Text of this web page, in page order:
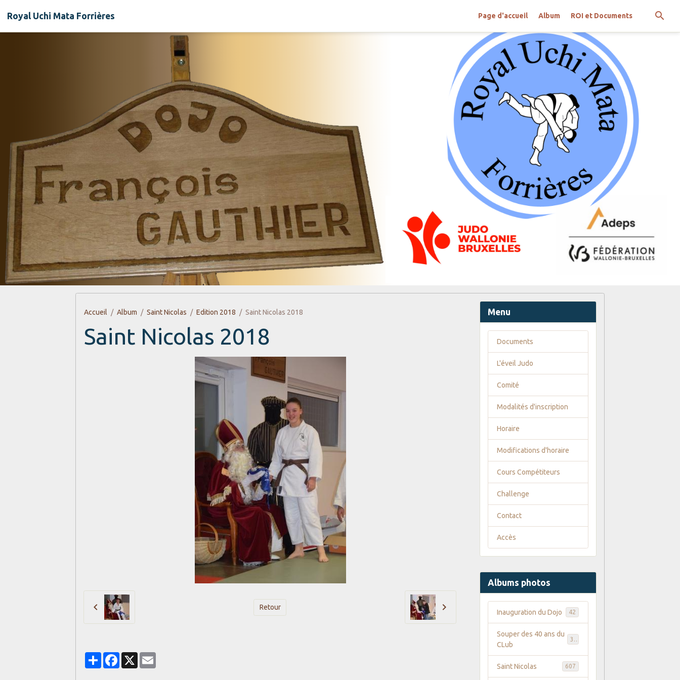
Royal Uchi Mata Forrières Page d'accueil Album ROI et Documents
Accueil Album Saint Nicolas Edition 2018 Saint Nicolas 2018
Saint Nicolas 2018
Retour
PartagerFacebook
X
Menu
Documents
L'éveil Judo
Comité
Modalités d'inscription
Horaire
Modifications d'horaire
Cours Compétiteurs
Challenge
Contact
Accès
Albums photos
Inauguration du Dojo 42
Souper des 40 ans du
CLub
Saint Nicolas 607